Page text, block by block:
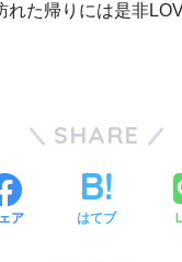
れた帰りには是非
SHARE
ア はてブ